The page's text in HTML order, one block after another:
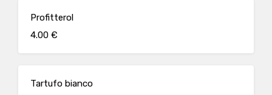
Profitterol
4.00 €
Tartufo bianco